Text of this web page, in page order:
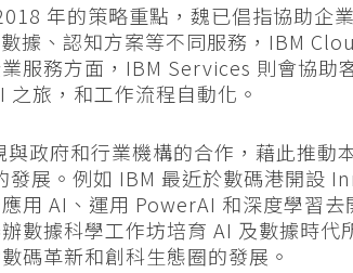
年的策略重點，魏已倡指協助企
據、認知方案等不同服務，IBM
服務方面，IBM Services 則會協助
之旅，和工作流程自動化。
政府和行業機構的合作，藉此推動
發展。例如 IBM 最近於數碼港開設
用 AI、運用 PowerAI 和深度學習
數據科學工作坊培育 AI 及數據時代
碼革新和創科生態圈的發展。